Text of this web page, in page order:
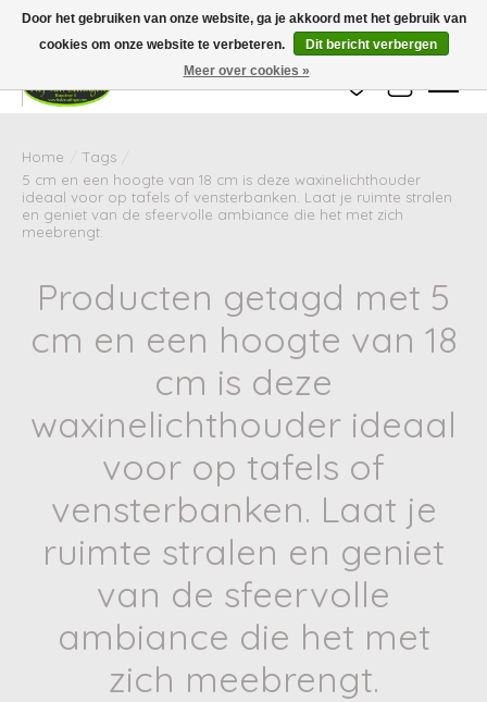
Wij zijn gesloten van 24 december tot en met 25 januari. Houd er rekening mee
dat de levertijd van uw bestelling in deze periode langer kan zijn dan
gebruikelijk.
Verlanglijst
Home Tags
5 cm en een hoogte van 18 cm is deze waxinelichthouder
ideaal voor op tafels of vensterbanken. Laat je ruimte stralen
en geniet van de sfeervolle ambiance die het met zich
meebrengt.
Producten getagd met 5
cm en een hoogte van 18
cm is deze
waxinelichthouder ideaal
voor op tafels of
vensterbanken. Laat je
ruimte stralen en geniet
van de sfeervolle
ambiance die het met
zich meebrengt.
Door het gebruiken van onze website, ga je akkoord met het gebruik van
cookies om onze website te verbeteren.
Dit bericht verbergen
Meer over cookies »